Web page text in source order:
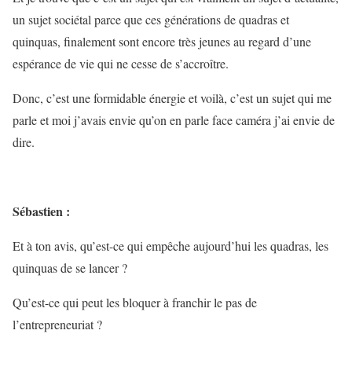
un sujet sociétal parce que ces générations de quadras et
quinquas, finalement sont encore très jeunes au regard d’une
espérance de vie qui ne cesse de s’accroître.
Donc, c’est une formidable énergie et voilà, c’est un sujet qui me
parle et moi j’avais envie qu’on en parle face caméra j’ai envie de
dire.
Sébastien :
Et à ton avis, qu’est-ce qui empêche aujourd’hui les quadras, les
quinquas de se lancer ?
Qu’est-ce qui peut les bloquer à franchir le pas de
l’entrepreneuriat ?